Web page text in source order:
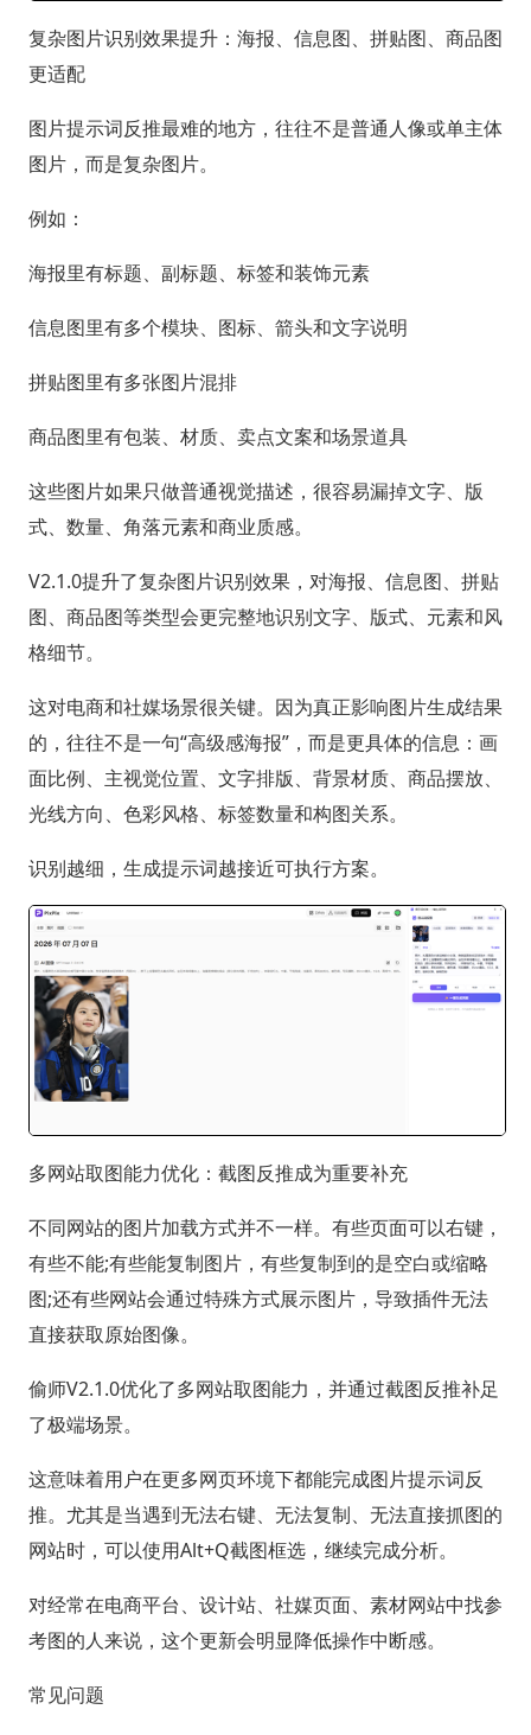
复杂图片识别效果提升：海报、信息图、拼贴图、商品图
更适配
图片提示词反推最难的地方，往往不是普通人像或单主体
图片，而是复杂图片。
例如：
海报里有标题、副标题、标签和装饰元素
信息图里有多个模块、图标、箭头和文字说明
拼贴图里有多张图片混排
商品图里有包装、材质、卖点文案和场景道具
这些图片如果只做普通视觉描述，很容易漏掉文字、版
式、数量、角落元素和商业质感。
V2.1.0提升了复杂图片识别效果，对海报、信息图、拼贴
图、商品图等类型会更完整地识别文字、版式、元素和风
格细节。
这对电商和社媒场景很关键。因为真正影响图片生成结果
的，往往不是一句“高级感海报”，而是更具体的信息：画
面比例、主视觉位置、文字排版、背景材质、商品摆放、
光线方向、色彩风格、标签数量和构图关系。
识别越细，生成提示词越接近可执行方案。
多网站取图能力优化：截图反推成为重要补充
不同网站的图片加载方式并不一样。有些页面可以右键，
有些不能;有些能复制图片，有些复制到的是空白或缩略
图;还有些网站会通过特殊方式展示图片，导致插件无法
直接获取原始图像。
偷师V2.1.0优化了多网站取图能力，并通过截图反推补足
了极端场景。
这意味着用户在更多网页环境下都能完成图片提示词反
推。尤其是当遇到无法右键、无法复制、无法直接抓图的
网站时，可以使用Alt+Q截图框选，继续完成分析。
对经常在电商平台、设计站、社媒页面、素材网站中找参
考图的人来说，这个更新会明显降低操作中断感。
常见问题